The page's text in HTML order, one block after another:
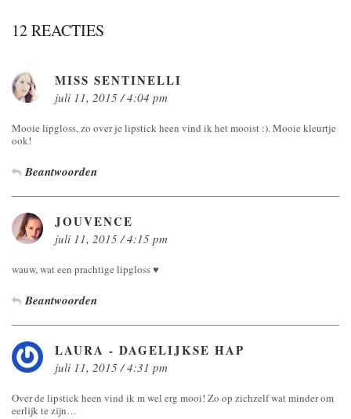
12 REACTIES
MISS SENTINELLI
juli 11, 2015 / 4:04 pm
Mooie lipgloss, zo over je lipstick heen vind ik het mooist :). Mooie kleurtje
ook!
Beantwoorden
JOUVENCE
juli 11, 2015 / 4:15 pm
wauw, wat een prachtige lipgloss ♥
Beantwoorden
LAURA - DAGELIJKSE HAP
juli 11, 2015 / 4:31 pm
Over de lipstick heen vind ik m wel erg mooi! Zo op zichzelf wat minder om
eerlijk te zijn…